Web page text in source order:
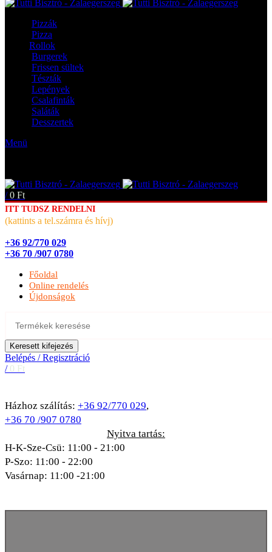
Pizzák
Pizza
Rollok
Burgerek
Frissen sültek
Tészták
Lepények
Csalafinták
Saláták
Desszertek
Menü
/ 0 Ft
ITT TUDSZ RENDELNI
(kattints a tel.számra és hívj)
+36 92/770 029
+36 70 /907 0780
Főoldal
Online rendelés
Újdonságok
Keresett kifejezés
Belépés / Regisztráció
/ 0 Ft
Házhoz szálítás: +36 92/770 029,
+36 70 /907 0780
Nyitva tartás:
H-K-Sze-Csü: 11:00 - 21:00
P-Szo: 11:00 - 22:00
Vasárnap: 11:00 -21:00